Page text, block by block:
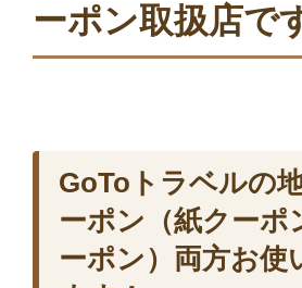
ーポン取扱店で
GoToトラベルの
ーポン（紙クーポ
ーポン）両方お使